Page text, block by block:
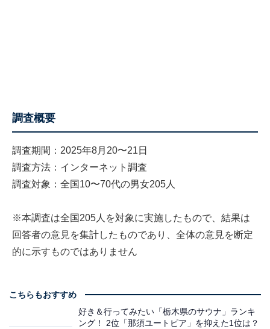
調査概要
調査期間：2025年8月20〜21日
調査方法：インターネット調査
調査対象：全国10〜70代の男女205人
※本調査は全国205人を対象に実施したもので、結果は
回答者の意見を集計したものであり、全体の意見を断定
的に示すものではありません
こちらもおすすめ
好き＆行ってみたい「栃木県のサウナ」ランキ
ング！ 2位「那須ユートピア」を抑えた1位は？